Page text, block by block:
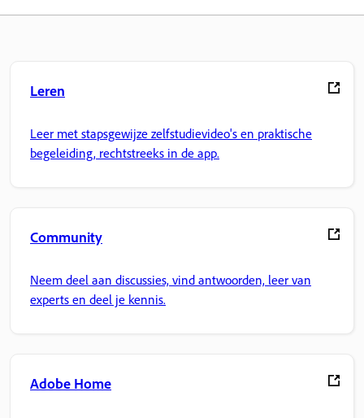
Leren
Leer met stapsgewijze zelfstudievideo's en praktische
begeleiding, rechtstreeks in de app.
Community
Neem deel aan discussies, vind antwoorden, leer van
experts en deel je kennis.
Adobe Home